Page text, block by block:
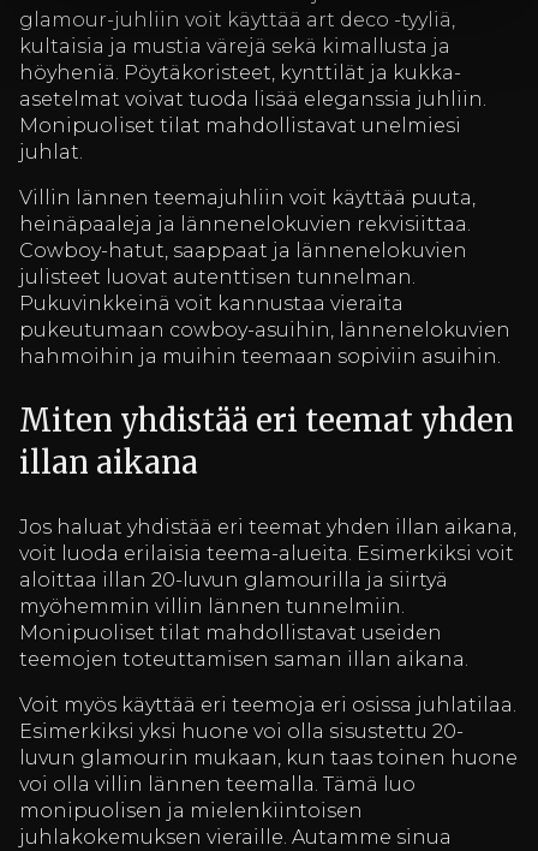
glamour-juhliin voit käyttää art deco -tyyliä,
kultaisia ja mustia värejä sekä kimallusta ja
höyheniä. Pöytäkoristeet, kynttilät ja kukka-
asetelmat voivat tuoda lisää eleganssia juhliin.
Monipuoliset tilat mahdollistavat unelmiesi
juhlat.
Villin lännen teemajuhliin voit käyttää puuta,
heinäpaaleja ja lännenelokuvien rekvisiittaa.
Cowboy-hatut, saappaat ja lännenelokuvien
julisteet luovat autenttisen tunnelman.
Pukuvinkkeinä voit kannustaa vieraita
pukeutumaan cowboy-asuihin, lännenelokuvien
hahmoihin ja muihin teemaan sopiviin asuihin.
Miten yhdistää eri teemat yhden
illan aikana
Jos haluat yhdistää eri teemat yhden illan aikana,
voit luoda erilaisia teema-alueita. Esimerkiksi voit
aloittaa illan 20-luvun glamourilla ja siirtyä
myöhemmin villin lännen tunnelmiin.
Monipuoliset tilat mahdollistavat useiden
teemojen toteuttamisen saman illan aikana.
Voit myös käyttää eri teemoja eri osissa juhlatilaa.
Esimerkiksi yksi huone voi olla sisustettu 20-
luvun glamourin mukaan, kun taas toinen huone
voi olla villin lännen teemalla. Tämä luo
monipuolisen ja mielenkiintoisen
juhlakokemuksen vieraille. Autamme sinua